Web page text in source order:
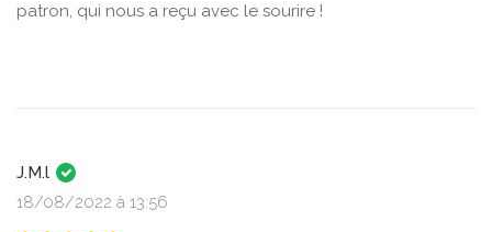
patron, qui nous a reçu avec le sourire !
J.M.l
18/08/2022 à 13:56